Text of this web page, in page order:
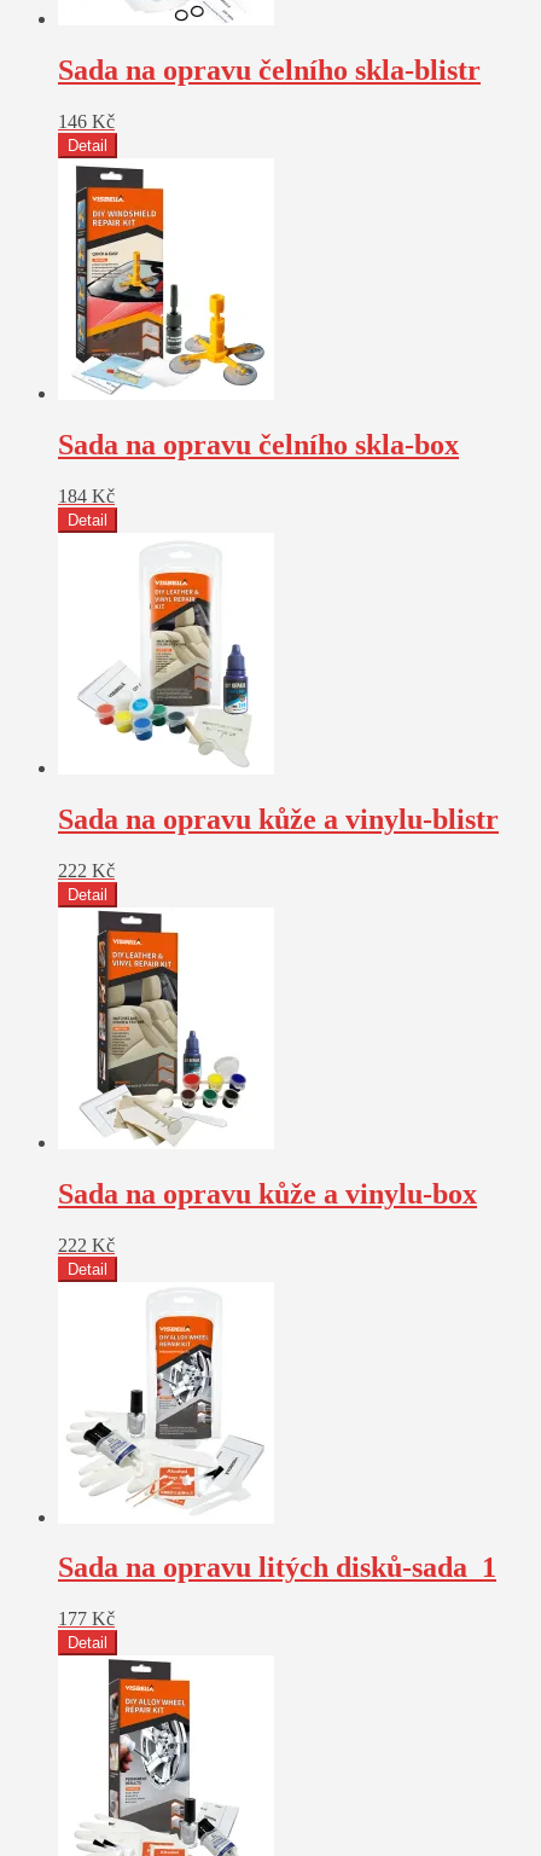
Sada na opravu čelního skla-blistr
146 Kč
Detail
Sada na opravu čelního skla-box
184 Kč
Detail
Sada na opravu kůže a vinylu-blistr
222 Kč
Detail
Sada na opravu kůže a vinylu-box
222 Kč
Detail
Sada na opravu litých disků-sada_1
177 Kč
Detail